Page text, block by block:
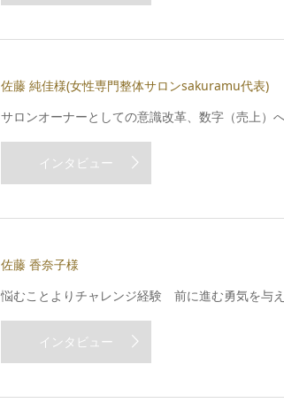
佐藤 純佳様(女性専門整体サロンsakuramu代表)
サロンオーナーとしての意識改革、数字（売上）
インタビュー
佐藤 香奈子様
悩むことよりチャレンジ経験 前に進む勇気を与え
インタビュー